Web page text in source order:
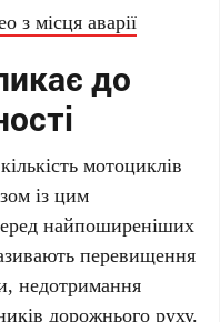
з місця аварії
до
мотоциклів
із цим
найпоширеніших
перевищення
недотримання
дорожнього руху.